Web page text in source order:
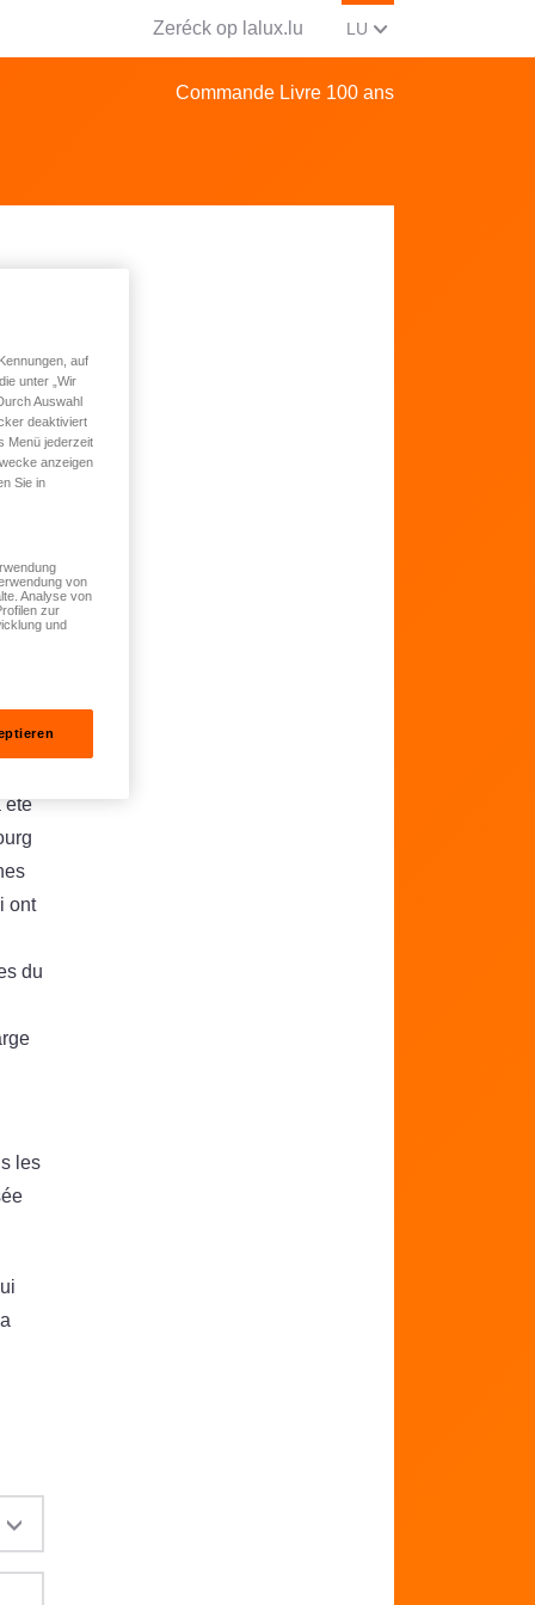
Zeréck op lalux.lu AKTUELL SPROOCH
LU (LËTZEBUERGESCH)
Commande Livre 100 ans
été
ont
du
les
auf
unter „Wir
Auswahl
deaktiviert
Menü jederzeit
anzeigen
Sie in
von
Analyse von
zur
und